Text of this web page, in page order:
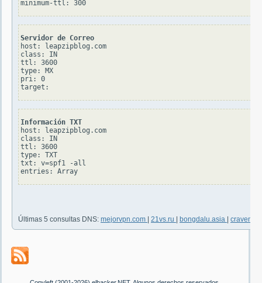
Servidor de Correo
host: leapzipblog.com
class: IN
ttl: 3600
type: MX
pri: 0
Información TXT
host: leapzipblog.com
class: IN
ttl: 3600
type: TXT
txt: v=spf1 -all
Últimas 5 consultas DNS: mejorvpn.com 21vs.ru bongdalu.asia craven-